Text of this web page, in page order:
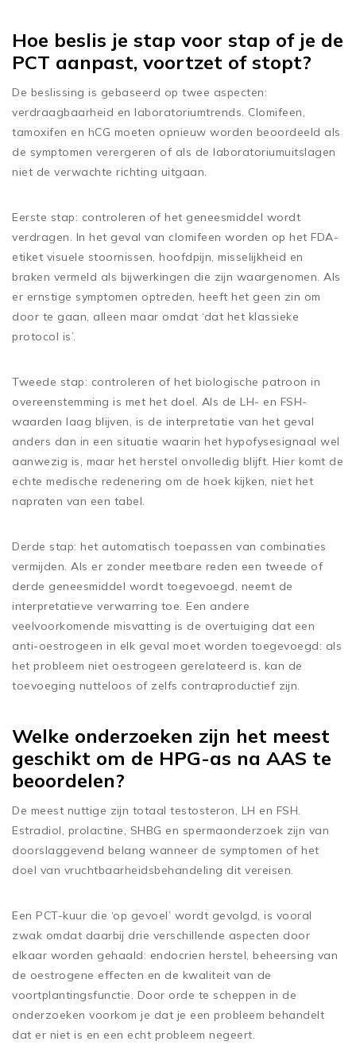
Hoe beslis je stap voor stap of je de
PCT aanpast, voortzet of stopt?
De beslissing is gebaseerd op twee aspecten:
verdraagbaarheid en laboratoriumtrends. Clomifeen,
tamoxifen en hCG moeten opnieuw worden beoordeeld als
de symptomen verergeren of als de laboratoriumuitslagen
niet de verwachte richting uitgaan.
Eerste stap: controleren of het geneesmiddel wordt
verdragen. In het geval van clomifeen worden op het FDA-
etiket visuele stoornissen, hoofdpijn, misselijkheid en
braken vermeld als bijwerkingen die zijn waargenomen. Als
er ernstige symptomen optreden, heeft het geen zin om
door te gaan, alleen maar omdat ‘dat het klassieke
protocol is’.
Tweede stap: controleren of het biologische patroon in
overeenstemming is met het doel. Als de LH- en FSH-
waarden laag blijven, is de interpretatie van het geval
anders dan in een situatie waarin het hypofysesignaal wel
aanwezig is, maar het herstel onvolledig blijft. Hier komt de
echte medische redenering om de hoek kijken, niet het
napraten van een tabel.
Derde stap: het automatisch toepassen van combinaties
vermijden. Als er zonder meetbare reden een tweede of
derde geneesmiddel wordt toegevoegd, neemt de
interpretatieve verwarring toe. Een andere
veelvoorkomende misvatting is de overtuiging dat een
anti-oestrogeen in elk geval moet worden toegevoegd: als
het probleem niet oestrogeen gerelateerd is, kan de
toevoeging nutteloos of zelfs contraproductief zijn.
Welke onderzoeken zijn het meest
geschikt om de HPG-as na AAS te
beoordelen?
De meest nuttige zijn totaal testosteron, LH en FSH.
Estradiol, prolactine, SHBG en spermaonderzoek zijn van
doorslaggevend belang wanneer de symptomen of het
doel van vruchtbaarheidsbehandeling dit vereisen.
Een PCT-kuur die ‘op gevoel’ wordt gevolgd, is vooral
zwak omdat daarbij drie verschillende aspecten door
elkaar worden gehaald: endocrien herstel, beheersing van
de oestrogene effecten en de kwaliteit van de
voortplantingsfunctie. Door orde te scheppen in de
onderzoeken voorkom je dat je een probleem behandelt
dat er niet is en een echt probleem negeert.